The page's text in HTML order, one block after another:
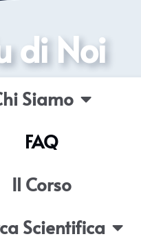
di Noi
Siamo
FAQ
Il Corso
Scientifica